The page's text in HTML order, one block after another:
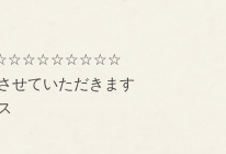
せていただきます